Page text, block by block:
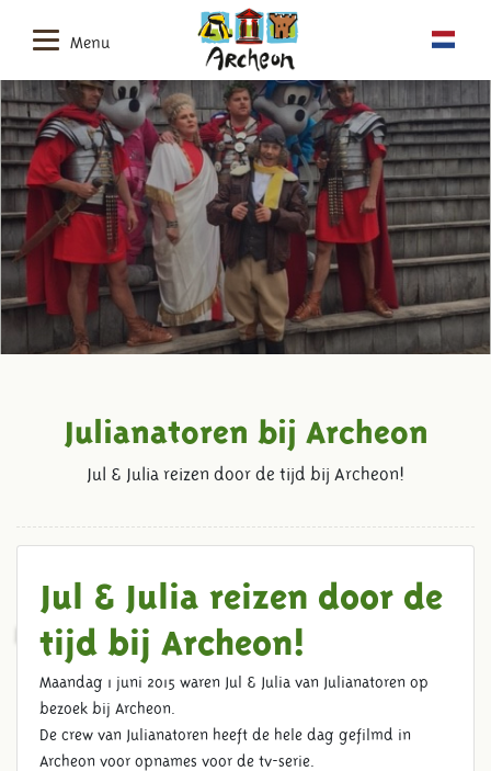
Menu
JULIANATOREN BIJ ARCHEON
Julianatoren bij Archeon
Jul & Julia reizen door de tijd bij Archeon!
Jul & Julia reizen door de
tijd bij Archeon!
Maandag 1 juni 2015 waren Jul & Julia van Julianatoren op
bezoek bij Archeon.
De crew van Julianatoren heeft de hele dag gefilmd in
Archeon voor opnames voor de tv-serie.